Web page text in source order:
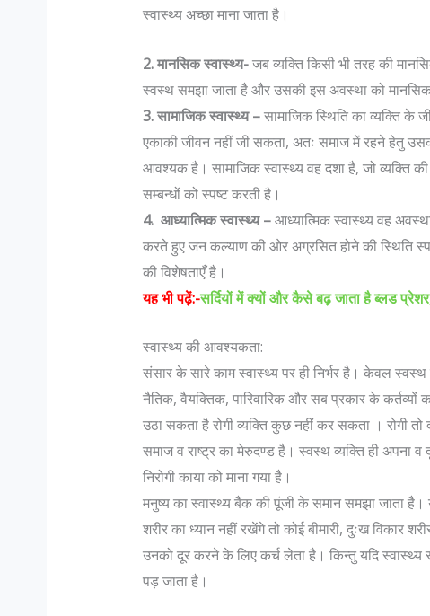
स्वास्थ्य अच्छा माना जाता है।
2. मानसिक स्वास्थ्य-जब व्यक्ति किसी भी तरह की
स्वस्थ समझा जाता है और उसकी इस अवस्था को मानसिक
3. सामाजिक स्वास्थ्य –सामाजिक स्थिति का व्यक्ति के
एकाकी जीवन नहीं जी सकता, अतः समाज में रहने हेतु
आवश्यक है। सामाजिक स्वास्थ्य वह दशा है, जो व्यक्ति
सम्बन्धों को स्पष्ट करती है।
4. आध्यात्मिक स्वास्थ्य –आध्यात्मिक स्वास्थ्य वह
करते हुए जन कल्याण की ओर अग्रसित होने की स्थिति
की विशेषताएँ है।
यह भी पढ़ें:-सर्दियों में क्यों और कैसे बढ़ जाता है ब्लड
स्वास्थ्य की आवश्यकता:
संसार के सारे काम स्वास्थ्य पर ही निर्भर है। केवल
नैतिक, वैयक्तिक, पारिवारिक और सब प्रकार के
उठा सकता है रोगी व्यक्ति कुछ नहीं कर सकता । रोगी तो
समाज व राष्ट्र का मेरुदण्ड है। स्वस्थ व्यक्ति ही
निरोगी काया को माना गया है।
मनुष्य का स्वास्थ्य बैंक की पूंजी के समान समझा जाता है।
शरीर का ध्यान नहीं रखेंगे तो कोई बीमारी, दुःख विकार
उनको दूर करने के लिए कर्च लेता है। किन्तु यदि स्वास्थ्य
पड़ जाता है।